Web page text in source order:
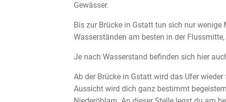
Gewässer.
Bis zur Brücke in Gstatt tun sich nur
Wasserständen am besten in der
Je nach Wasserstand befinden sich hier
Ab der Brücke in Gstatt wird das Ufer
Aussicht wird dich ganz bestimmt